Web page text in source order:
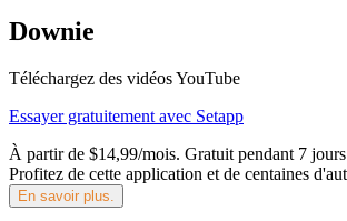
Downie
Téléchargez des vidéos YouTube
Essayer gratuitement avec Setapp
À partir de $14,99/mois. Gratuit pendant 7 jours
Profitez de cette application et de centaines
En savoir plus.